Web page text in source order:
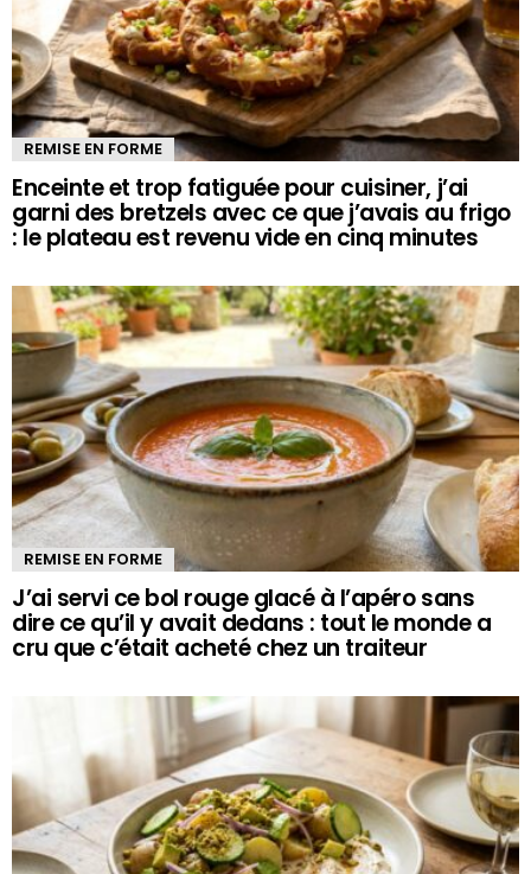
REMISE EN FORME
Enceinte et trop fatiguée pour cuisiner, j’ai
garni des bretzels avec ce que j’avais au frigo
: le plateau est revenu vide en cinq minutes
REMISE EN FORME
J’ai servi ce bol rouge glacé à l’apéro sans
dire ce qu’il y avait dedans : tout le monde a
cru que c’était acheté chez un traiteur